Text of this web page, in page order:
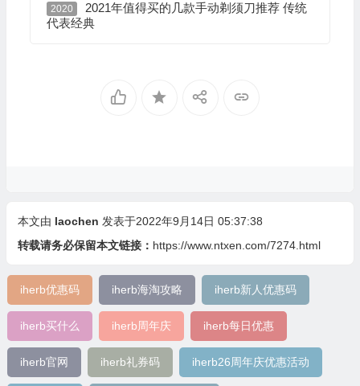
2020
2021年值得买的几款手动剃须刀推荐 传统
代表经典
本文由 laochen 发表于2022年9月14日 05:37:38
转载请务必保留本文链接： https://www.ntxen.com/7274.html
iherb优惠码 iherb海淘攻略 iherb新人优惠码
iherb买什么 iherb周年庆 iherb每日优惠
iherb官网 iherb礼券码 iherb26周年庆优惠活动